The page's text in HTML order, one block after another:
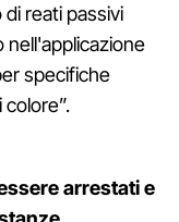
reati passivi
specifiche
arrestati e